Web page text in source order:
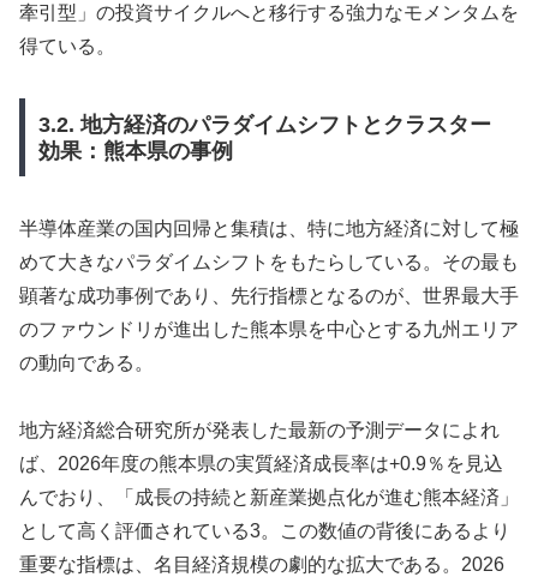
牽引型」の投資サイクルへと移行する強力なモメンタムを
得ている。
3.2. 地方経済のパラダイムシフトとクラスター
効果：熊本県の事例
半導体産業の国内回帰と集積は、特に地方経済に対して極
めて大きなパラダイムシフトをもたらしている。その最も
顕著な成功事例であり、先行指標となるのが、世界最大手
のファウンドリが進出した熊本県を中心とする九州エリア
の動向である。
地方経済総合研究所が発表した最新の予測データによれ
ば、2026年度の熊本県の実質経済成長率は+0.9％を見込
んでおり、「成長の持続と新産業拠点化が進む熊本経済」
として高く評価されている3。この数値の背後にあるより
重要な指標は、名目経済規模の劇的な拡大である。2026